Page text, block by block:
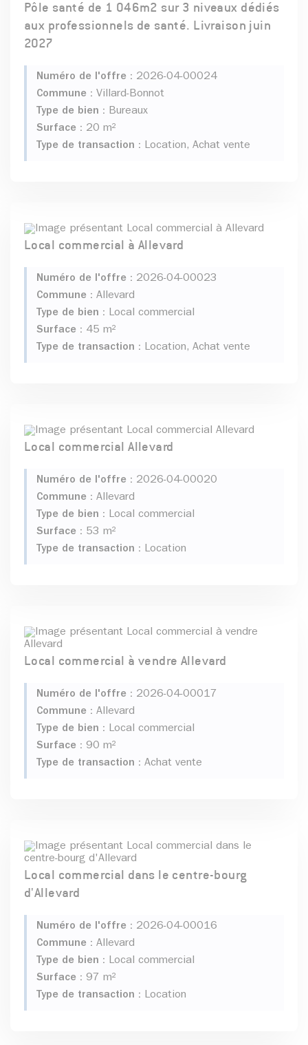
Pôle santé de 1 046m2 sur 3 niveaux dédiés
aux professionnels de santé. Livraison juin
2027
Numéro de l'offre : 2026-04-00024
Commune : Villard-Bonnot
Type de bien : Bureaux
Surface : 20 m²
Type de transaction : Location, Achat vente
Local commercial à Allevard
Numéro de l'offre : 2026-04-00023
Commune : Allevard
Type de bien : Local commercial
Surface : 45 m²
Type de transaction : Location, Achat vente
Local commercial Allevard
Numéro de l'offre : 2026-04-00020
Commune : Allevard
Type de bien : Local commercial
Surface : 53 m²
Type de transaction : Location
Local commercial à vendre Allevard
Numéro de l'offre : 2026-04-00017
Commune : Allevard
Type de bien : Local commercial
Surface : 90 m²
Type de transaction : Achat vente
Local commercial dans le centre-bourg
d'Allevard
Numéro de l'offre : 2026-04-00016
Commune : Allevard
Type de bien : Local commercial
Surface : 97 m²
Type de transaction : Location